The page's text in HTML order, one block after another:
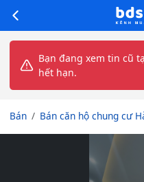
Bạn đang xem tin cũ
hết hạn.
Bán Bán căn hộ chung cư